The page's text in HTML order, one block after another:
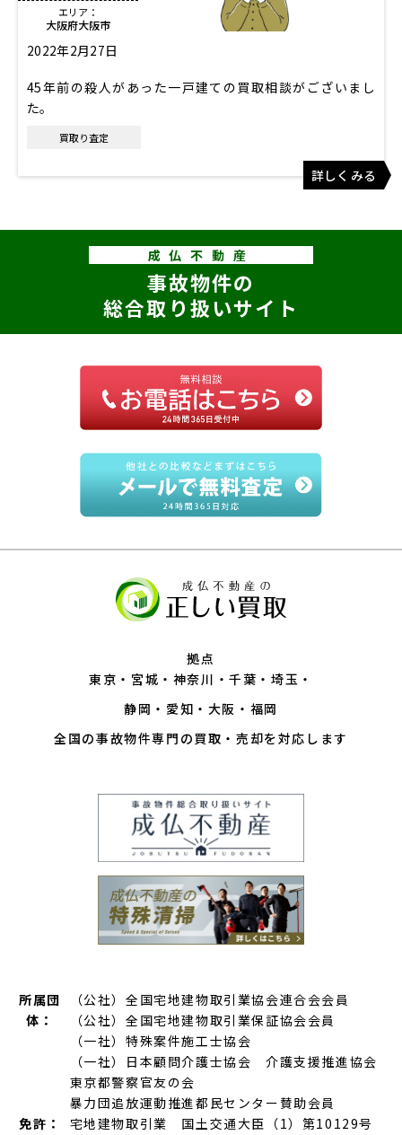
エリア：
大阪府大阪市
2022年2月27日
45年前の殺人があった一戸建ての買取相談がございまし
た。
買取り査定
詳しくみる
成仏不動産
事故物件の
総合取り扱いサイト
拠点
東京
宮城 神奈川 千葉
埼玉
静岡
愛知 大阪
福岡
全国の事故物件専門の買取・売却を対応します
所属団
体：
（公社）全国宅地建物取引業協会連合会会員
（公社）全国宅地建物取引業保証協会会員
（一社）特殊案件施工士協会
（一社）日本顧問介護士協会 介護支援推進協会
東京都警察官友の会
暴力団追放運動推進都民センター賛助会員
免許：
宅地建物取引業 国土交通大臣（1）第10129号